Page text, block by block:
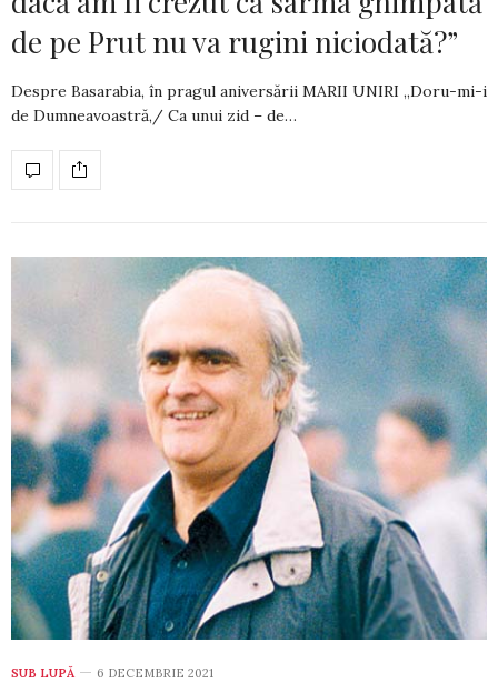
de pe Prut nu va rugini niciodată?”
Despre Basarabia, în pragul aniversării MARII UNIRI „Doru-mi-i
de Dumneavoastră,/ Ca unui zid – de…
SUB LUPĂ 6 DECEMBRIE 2021